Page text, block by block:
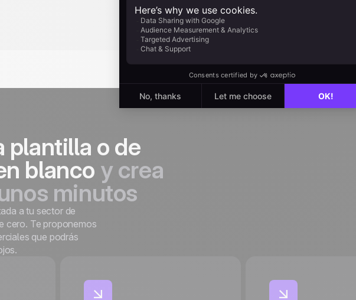
plantilla o de
blanco y crea
minutos
a tu sector de
cero. Te proponemos
que podrás